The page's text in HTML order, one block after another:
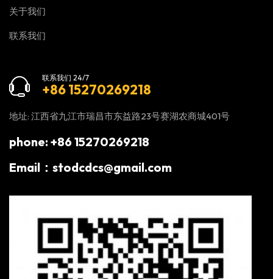
关于我们
联系我们
联系我们 24/7
+86 15270269218
地址: 江西省九江市瑞昌市东益路23号赛湖农商城401号
phone: +86 15270269218
Email：stodcdcs@gmail.com